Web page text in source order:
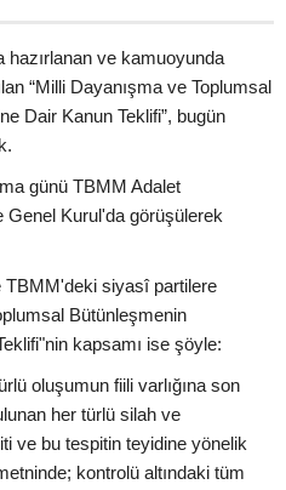
hazırlanan ve kamuoyunda
“Milli Dayanışma ve Toplumsal
Dair Kanun Teklifi”, bugün
günü TBMM Adalet
Kurul'da görüşülerek
TBMM'deki siyasî partilere
Bütünleşmenin
kapsamı ise şöyle:
oluşumun fiili varlığına son
her türlü silah ve
ve bu tespitin teyidine yönelik
kontrolü altındaki tüm